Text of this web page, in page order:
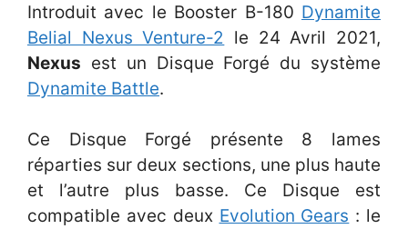
Introduit avec le Booster B-180 Dynamite
Belial Nexus Venture-2 le 24 Avril 2021,
Nexus est un Disque Forgé du système
Dynamite Battle.
Ce Disque Forgé présente 8 lames
réparties sur deux sections, une plus haute
et l’autre plus basse. Ce Disque est
compatible avec deux Evolution Gears : le